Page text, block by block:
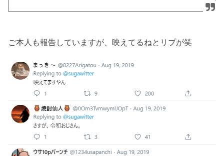
ご本人も報告していますが、映えてるねとリプが笑